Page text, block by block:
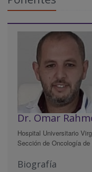
Dr. Omar
Hospital Universitario
Sección de Oncología
Biografía